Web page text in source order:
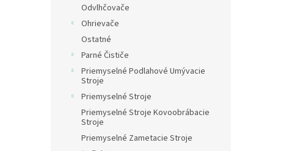
Odvlhčovače
Ohrievače
Ostatné
Parné Čističe
Priemyselné Podlahové Umývacie
Stroje
Priemyselné Stroje
Priemyselné Stroje Kovoobrábacie
Stroje
Priemyselné Zametacie Stroje